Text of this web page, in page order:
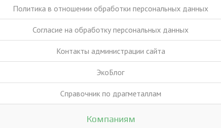
Политика в отношении обработки персональных данных
Согласие на обработку персональных данных
Контакты администрации сайта
ЭкоБлог
Справочник по драгметаллам
Компаниям